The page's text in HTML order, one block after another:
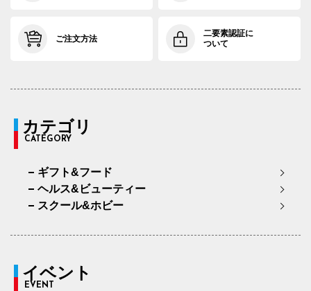
ご注文方法
二要素認証に
ついて
カテゴリ
CATEGORY
ギフト&フード
ヘルス&ビューティー
スクール&ホビー
イベント
EVENT